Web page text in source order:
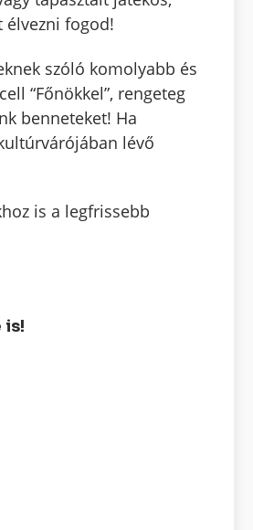
élvezni fogod!
szóló komolyabb és
“Főnökkel”, rengeteg
benneteket! Ha
lévő
is a legfrissebb
is!